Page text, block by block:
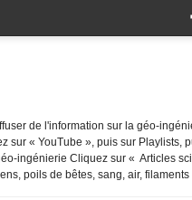
de l'information sur la géo-
sur « YouTube », puis sur
ingénierie Cliquez sur « Articles
poils de bêtes, sang, air, filaments